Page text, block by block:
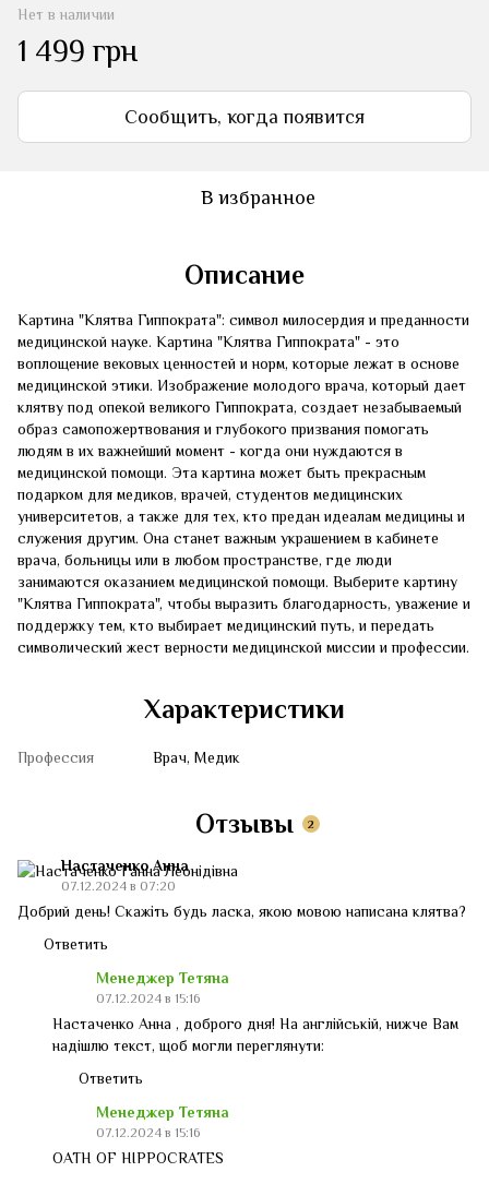
Нет в наличии
1 499 грн
Сообщить, когда появится
В избранное
Описание
Картина "Клятва Гиппократа": символ милосердия и преданности
медицинской науке. Картина "Клятва Гиппократа" - это
воплощение вековых ценностей и норм, которые лежат в основе
медицинской этики. Изображение молодого врача, который дает
клятву под опекой великого Гиппократа, создает незабываемый
образ самопожертвования и глубокого призвания помогать
людям в их важнейший момент - когда они нуждаются в
медицинской помощи. Эта картина может быть прекрасным
подарком для медиков, врачей, студентов медицинских
университетов, а также для тех, кто предан идеалам медицины и
служения другим. Она станет важным украшением в кабинете
врача, больницы или в любом пространстве, где люди
занимаются оказанием медицинской помощи. Выберите картину
"Клятва Гиппократа", чтобы выразить благодарность, уважение и
поддержку тем, кто выбирает медицинский путь, и передать
символический жест верности медицинской миссии и профессии.
Характеристики
Профессия Врач, Медик
Отзывы 2
Настаченко Анна
07.12.2024 в 07:20
Добрий день! Скажіть будь ласка, якою мовою написана клятва?
Ответить
Менеджер Тетяна
07.12.2024 в 15:16
Настаченко Анна , доброго дня! На англійській, нижче Вам
надішлю текст, щоб могли переглянути:
Ответить
Менеджер Тетяна
07.12.2024 в 15:16
OATH OF HIPPOCRATES